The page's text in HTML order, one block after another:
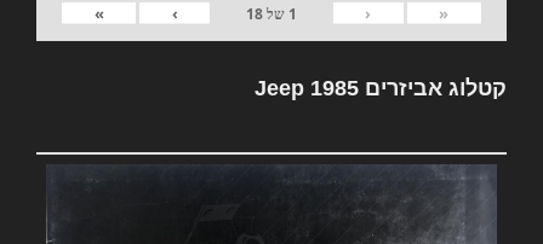
«
‹
1 של18
›
»
קטלוג אביזרים Jeep 1985